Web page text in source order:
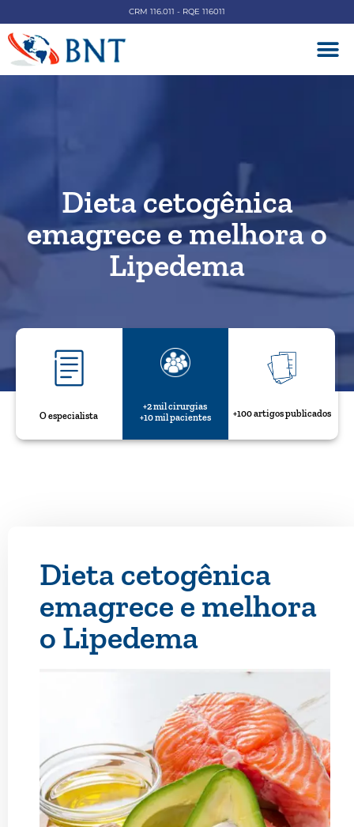
CRM 116.011 - RQE 116011
Dieta cetogênica
emagrece e melhora o
Lipedema
O especialista
+2 mil cirurgias
+10 mil pacientes
+100 artigos publicados
Dieta cetogênica
emagrece e melhora
o Lipedema